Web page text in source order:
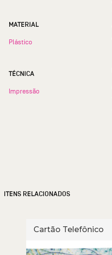
MATERIAL
Plástico
TÉCNICA
Impressão
ITENS RELACIONADOS
Cartão Telefônico